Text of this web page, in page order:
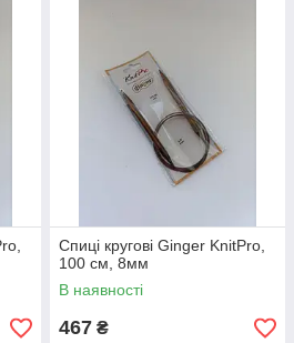
Спиці кругові Ginger KnitPro,
100 см, 8мм
В наявності
467 ₴